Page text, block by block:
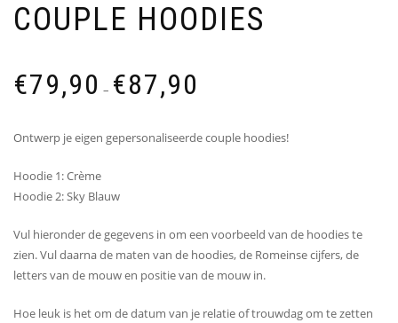
COUPLE HOODIES
€79,90 – €87,90
Ontwerp je eigen gepersonaliseerde couple hoodies!
Hoodie 1: Crème
Hoodie 2: Sky Blauw
Vul hieronder de gegevens in om een voorbeeld van de hoodies te
zien. Vul daarna de maten van de hoodies, de Romeinse cijfers, de
letters van de mouw en positie van de mouw in.
Hoe leuk is het om de datum van je relatie of trouwdag om te zetten